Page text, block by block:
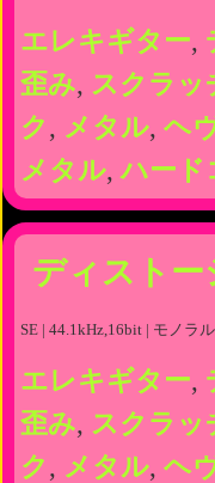
エレキギター,
歪み, スクラッ
ク , メタル, ヘ
メタル,ハード
ディスト
SE | 44.1kHz,16bit | モノラ
エレキギター,
歪み, スクラッ
ク , メタル, ヘ